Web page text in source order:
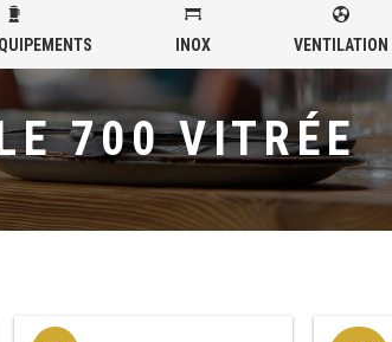
INOX VENTILATION
700 VITRÉE